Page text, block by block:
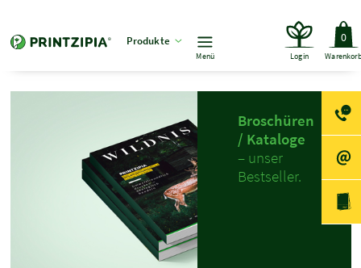
Produkte
Menü Login
0
Broschüren
/ Kataloge
– unser
Bestseller.